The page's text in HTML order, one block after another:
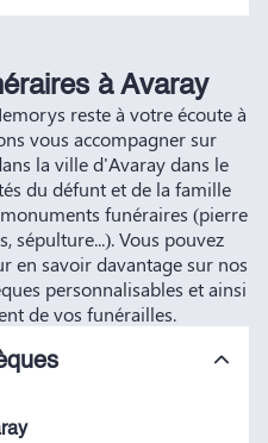
à Avaray
reste à votre écoute à
vous accompagner sur
la ville d'Avaray dans le
du défunt et de la famille
funéraires (pierre
sépulture...). Vous pouvez
en savoir davantage sur nos
personnalisables et ainsi
de vos funérailles.